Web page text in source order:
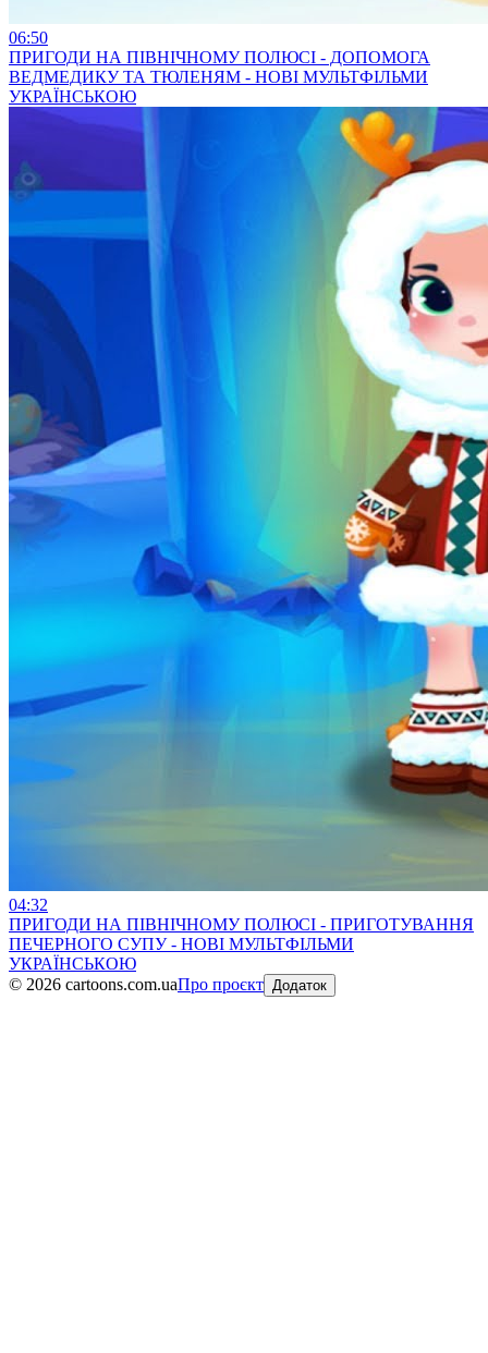
06:50
ПРИГОДИ НА ПІВНІЧНОМУ ПОЛЮСІ - ДОПОМОГА
ВЕДМЕДИКУ ТА ТЮЛЕНЯМ - НОВІ МУЛЬТФІЛЬМИ
УКРАЇНСЬКОЮ
04:32
ПРИГОДИ НА ПІВНІЧНОМУ ПОЛЮСІ - ПРИГОТУВАННЯ
ПЕЧЕРНОГО СУПУ - НОВІ МУЛЬТФІЛЬМИ
УКРАЇНСЬКОЮ
© 2026 cartoons.com.uaПро проєкт Додаток